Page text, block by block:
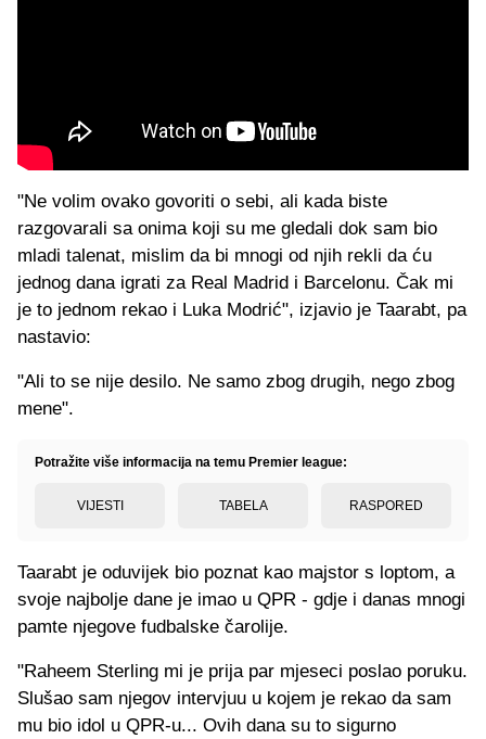
"Ne volim ovako govoriti o sebi, ali kada biste
razgovarali sa onima koji su me gledali dok sam bio
mladi talenat, mislim da bi mnogi od njih rekli da ću
jednog dana igrati za Real Madrid i Barcelonu. Čak mi
je to jednom rekao i Luka Modrić", izjavio je Taarabt, pa
nastavio:
"Ali to se nije desilo. Ne samo zbog drugih, nego zbog
mene".
Potražite više informacija na temu Premier league:
VIJESTI TABELA RASPORED
Taarabt je oduvijek bio poznat kao majstor s loptom, a
svoje najbolje dane je imao u QPR - gdje i danas mnogi
pamte njegove fudbalske čarolije.
"Raheem Sterling mi je prija par mjeseci poslao poruku.
Slušao sam njegov intervjuu u kojem je rekao da sam
mu bio idol u QPR-u... Ovih dana su to sigurno